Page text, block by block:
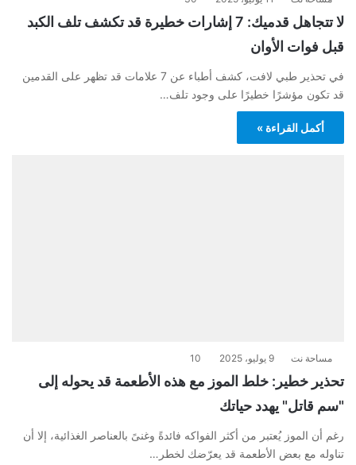
لا تتجاهل قدميك: 7 إشارات خطيرة قد تكشف تلف الكبد
قبل فوات الأوان
في تحذير طبي لافت، كشف أطباء عن 7 علامات قد تظهر على القدمين
قد تكون مؤشرًا خطيرًا على وجود تلف…
أكمل القراءة »
مساحة نت 9 يوليو، 2025 10
تحذير خطير: خلط الموز مع هذه الأطعمة قد يحوله إلى
"سم قاتل" يهدد حياتك
رغم أن الموز يُعتبر من أكثر الفواكه فائدةً وغنىً بالعناصر الغذائية، إلا أن
تناوله مع بعض الأطعمة قد يعرّضك لخطر…